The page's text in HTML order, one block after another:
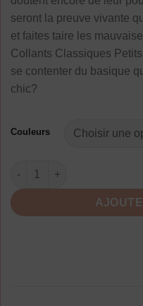
seront la preuve vivante
et faites taire les
Collants Classiques
se contenter du basique
chic?
Couleurs
quantité de Collants